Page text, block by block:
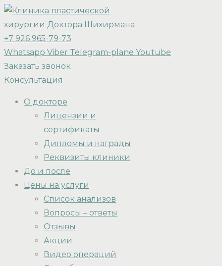
+7 926 965-79-73
Whatsapp Viber Telegram-plane Youtube
Заказать звонок
Консультация
О докторе
Лицензии и
сертификаты
Дипломы и награды
Реквизиты клиники
До и после
Цены на услуги
Список анализов
Вопросы – ответы
Отзывы
Акции
Видео операций